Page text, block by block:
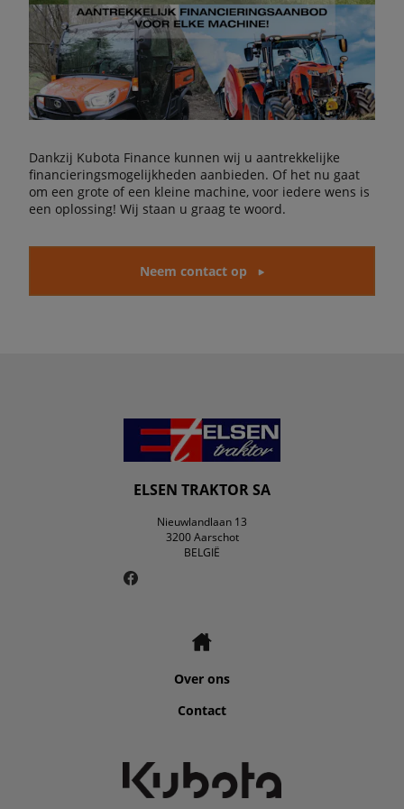
Dankzij Kubota Finance kunnen wij u aantrekkelijke
financieringsmogelijkheden aanbieden. Of het nu gaat
om een grote of een kleine machine, voor iedere wens is
een oplossing! Wij staan u graag te woord.
Neem contact op
ELSEN TRAKTOR SA
Nieuwlandlaan 13
3200 Aarschot
BELGIË
Over ons
Contact